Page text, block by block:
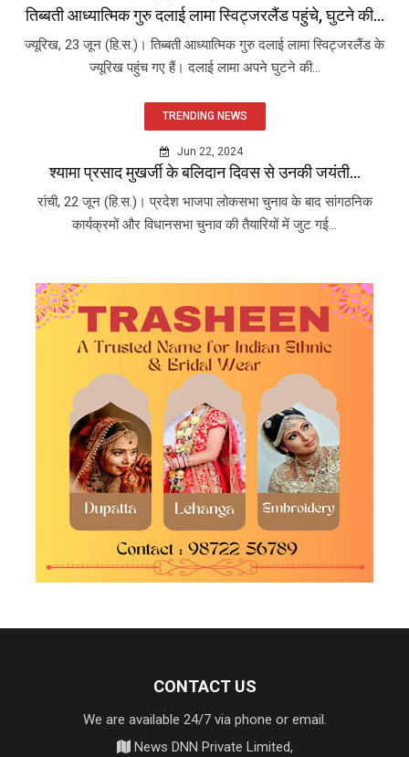
तिब्बती आध्यात्मिक गुरु दलाई लामा स्विट्जरलैंड पहुंचे, घुटने की...
ज्यूरिख, 23 जून (हि.स.)। तिब्बती आध्यात्मिक गुरु दलाई लामा स्विट्जरलैंड के
ज्यूरिख पहुंच गए हैं। दलाई लामा अपने घुटने की...
TRENDING NEWS
Jun 22, 2024
श्यामा प्रसाद मुखर्जी के बलिदान दिवस से उनकी जयंती...
रांची, 22 जून (हि.स.)। प्रदेश भाजपा लोकसभा चुनाव के बाद सांगठनिक
कार्यक्रमों और विधानसभा चुनाव की तैयारियों में जुट गई...
CONTACT US
We are available 24/7 via phone or email.
News DNN Private Limited,